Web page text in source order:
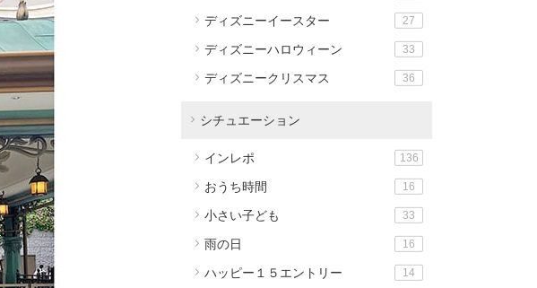
ディズニーイースター 27
ディズニーハロウィーン 33
ディズニークリスマス 36
シチュエーション
インレポ 136
おうち時間 16
小さい子ども 33
雨の日 16
ハッピー１５エントリー 14